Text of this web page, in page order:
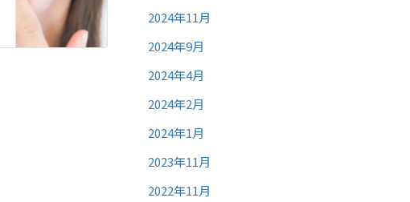
2024年11月
2024年9月
2024年4月
2024年2月
2024年1月
2023年11月
2022年11月